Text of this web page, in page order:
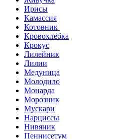
Ирисы
Камассия
Котовник
Кровохлёбка
Крокус
Лилейник
Лилии
Медуница
Молодило
Монарда
Морозник
Мускари
Нарциссы
Нивяник
Пеннисетум